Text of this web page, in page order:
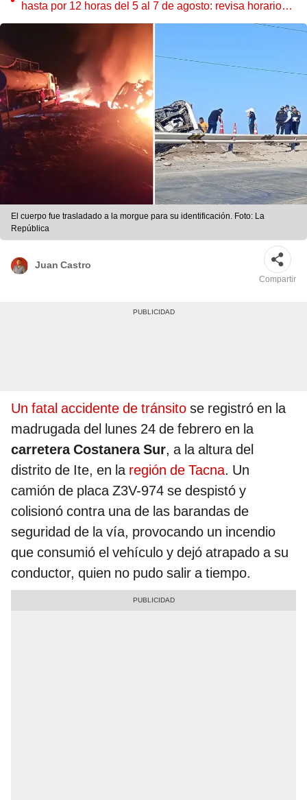
hasta por 12 horas del 5 al 7 de agosto: revisa horarios y
El cuerpo fue trasladado a la morgue para su identificación. Foto: La
República
Juan Castro
Compartir
Un fatal accidente de tránsito se registró en la
madrugada del lunes 24 de febrero en la
carretera Costanera Sur, a la altura del
distrito de Ite, en la región de Tacna. Un
camión de placa Z3V-974 se despistó y
colisionó contra una de las barandas de
seguridad de la vía, provocando un incendio
que consumió el vehículo y dejó atrapado a su
conductor, quien no pudo salir a tiempo.